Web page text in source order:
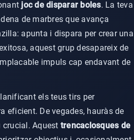
joc de disparar boles. La teva
de marbres que avança
apunta i dispara per crear una
aquest grup desapareix de
impuls cap endavant de
els teus tirs per
eficient. De vegades, hauràs de
Aquest trencaclosques de